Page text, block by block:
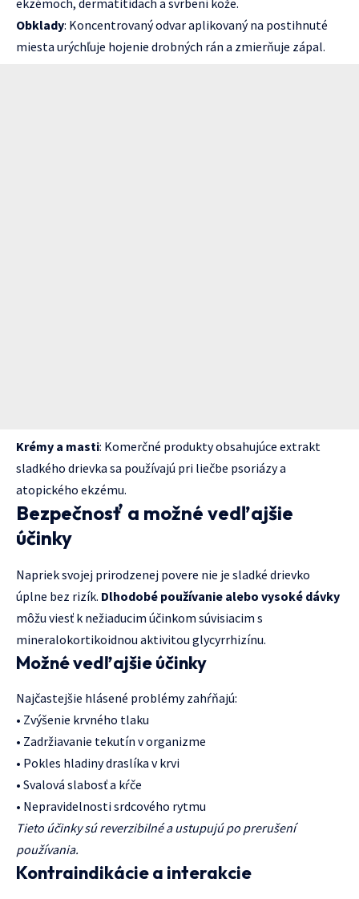
ekzémoch, dermatitídach a svrbení kože.
Obklady: Koncentrovaný odvar aplikovaný na postihnuté
miesta urýchľuje hojenie drobných rán a zmierňuje zápal.
Krémy a masti: Komerčné produkty obsahujúce extrakt
sladkého drievka sa používajú pri liečbe psoriázy a
atopického ekzému.
Bezpečnosť a možné vedľajšie
účinky
Napriek svojej prirodzenej povere nie je sladké drievko
úplne bez rizík. Dlhodobé používanie alebo vysoké dávky
môžu viesť k nežiaducim účinkom súvisiacim s
mineralokortikoidnou aktivitou glycyrrhizínu.
Možné vedľajšie účinky
Najčastejšie hlásené problémy zahŕňajú:
• Zvýšenie krvného tlaku
• Zadržiavanie tekutín v organizme
• Pokles hladiny draslíka v krvi
• Svalová slabosť a kŕče
• Nepravidelnosti srdcového rytmu
Tieto účinky sú reverzibilné a ustupujú po prerušení
používania.
Kontraindikácie a interakcie